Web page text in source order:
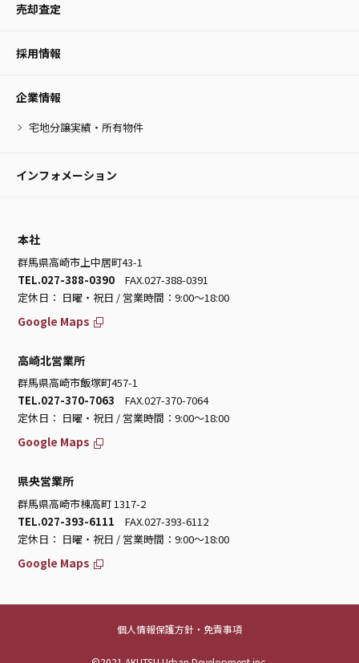
売却査定
採用情報
企業情報
宅地分譲実績・所有物件
インフォメーション
本社
群馬県高崎市上中居町43-1
TEL.027-388-0390 FAX.027-388-0391
定休日： 日曜・祝日 / 営業時間：9:00～18:00
Google Maps
高崎北営業所
群馬県高崎市飯塚町457-1
TEL.027-370-7063 FAX.027-370-7064
定休日： 日曜・祝日 / 営業時間：9:00～18:00
Google Maps
県央営業所
群馬県高崎市棟高町 1317-2
TEL.027-393-6111 FAX.027-393-6112
定休日： 日曜・祝日 / 営業時間：9:00～18:00
Google Maps
個人情報保護方針・免責事項